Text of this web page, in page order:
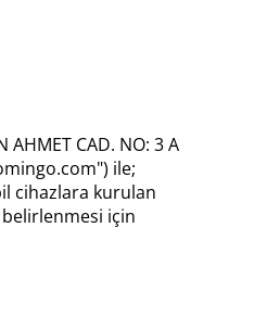
CAD. NO: 3 A
ile;
cihazlara kurulan
için